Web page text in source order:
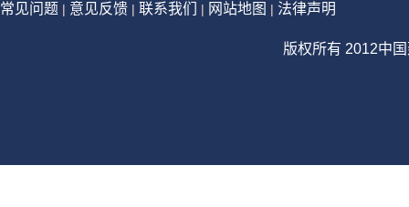
常见问题 | 意见反馈 | 联系我们 | 网站地图 | 法律声明
版权所有 2012中